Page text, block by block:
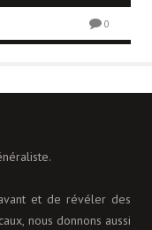
0
et de révéler des
nous donnons aussi